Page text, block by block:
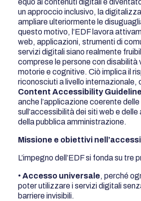
un approccio inclusivo, la
ampliare ulteriormente le
questo motivo, l’EDF lavora
web, applicazioni, strumenti di
servizi digitali siano realmente
comprese le persone con disabilità
motorie e cognitive. Ciò implica il
riconosciuti a livello internazionale,
Content Accessibility
anche l’applicazione coerente
sull’accessibilità dei siti web e
della pubblica amministrazione.
Missione e obiettivi
L’impegno dell’EDF si fonda su tre
•Accesso universale, perché
poter utilizzare i servizi digitali
barriere invisibili.